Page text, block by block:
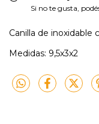
Si no te gusta,
Canilla de inoxidable
Medidas: 9,5x3x2